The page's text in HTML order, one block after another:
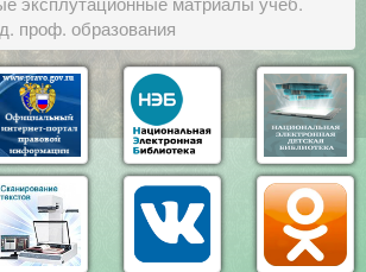
проф. образования